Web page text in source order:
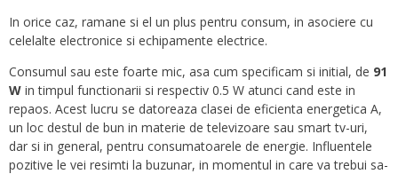
In orice caz, ramane si el un plus pentru consum, in asociere cu
celelalte electronice si echipamente electrice.
Consumul sau este foarte mic, asa cum specificam si initial, de 91
W in timpul functionarii si respectiv 0.5 W atunci cand este in
repaos. Acest lucru se datoreaza clasei de eficienta energetica A,
un loc destul de bun in materie de televizoare sau smart tv-uri,
dar si in general, pentru consumatoarele de energie. Influentele
pozitive le vei resimti la buzunar, in momentul in care va trebui sa-